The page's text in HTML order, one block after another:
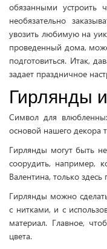
обязанными устроить
необязательно
увозить любимую на
проведенный дома,
подготовиться. Итак,
задает праздничное
Гирлянды
Символ для
основой нашего декора
Гирлянды могут быть
соорудить, например,
Валентина, только
Гирлянды можно
с нитками, и с
материал. Главное,
цвета.